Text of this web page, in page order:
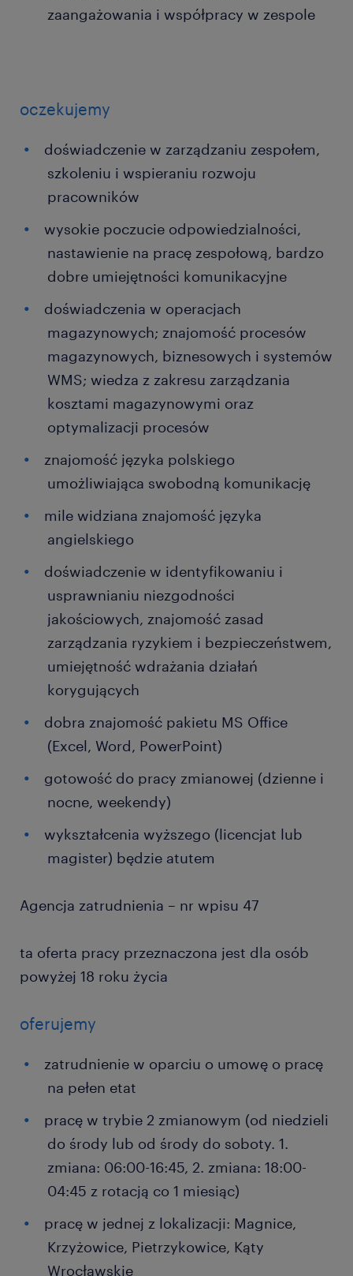
zaangażowania i współpracy w zespole
oczekujemy
doświadczenie w zarządzaniu zespołem,
szkoleniu i wspieraniu rozwoju
pracowników
wysokie poczucie odpowiedzialności,
nastawienie na pracę zespołową, bardzo
dobre umiejętności komunikacyjne
doświadczenia w operacjach
magazynowych; znajomość procesów
magazynowych, biznesowych i systemów
WMS; wiedza z zakresu zarządzania
kosztami magazynowymi oraz
optymalizacji procesów
znajomość języka polskiego
umożliwiająca swobodną komunikację
mile widziana znajomość języka
angielskiego
doświadczenie w identyfikowaniu i
usprawnianiu niezgodności
jakościowych, znajomość zasad
zarządzania ryzykiem i bezpieczeństwem,
umiejętność wdrażania działań
korygujących
dobra znajomość pakietu MS Office
(Excel, Word, PowerPoint)
gotowość do pracy zmianowej (dzienne i
nocne, weekendy)
wykształcenia wyższego (licencjat lub
magister) będzie atutem
Agencja zatrudnienia – nr wpisu 47
ta oferta pracy przeznaczona jest dla osób
powyżej 18 roku życia
oferujemy
zatrudnienie w oparciu o umowę o pracę
na pełen etat
pracę w trybie 2 zmianowym (od niedzieli
do środy lub od środy do soboty. 1.
zmiana: 06:00-16:45, 2. zmiana: 18:00-
04:45 z rotacją co 1 miesiąc)
pracę w jednej z lokalizacji: Magnice,
Krzyżowice, Pietrzykowice, Kąty
Wrocławskie